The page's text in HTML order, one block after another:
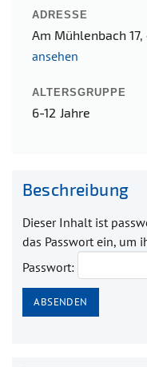
ADRESSE
Am Mühlenbach
ansehen
ALTERSGRUPPE
6-12 Jahre
Beschreibung
Dieser Inhalt ist
das Passwort ein, um
Passwort: